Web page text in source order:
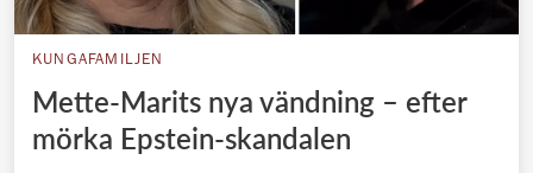
KUNGAFAMILJEN
Mette-Marits nya vändning – efter
mörka Epstein-skandalen